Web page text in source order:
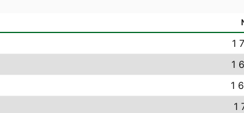
1
1
1
1